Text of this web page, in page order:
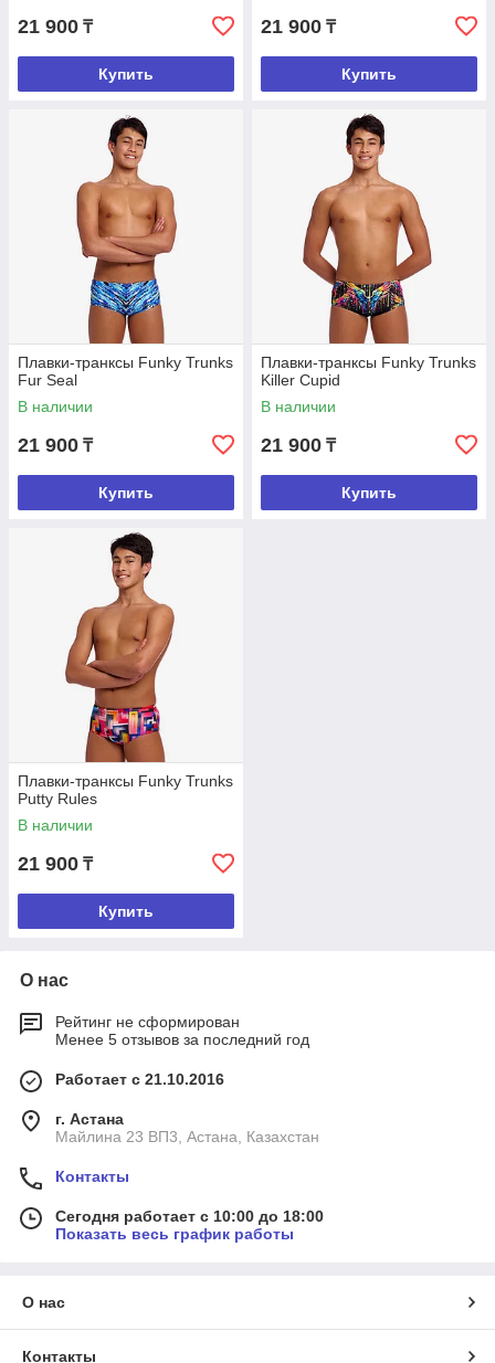
21 900 ₸
Купить
21 900 ₸
Купить
Плавки-транксы Funky Trunks
Fur Seal
В наличии
21 900 ₸
Купить
Плавки-транксы Funky Trunks
Killer Cupid
В наличии
21 900 ₸
Купить
Плавки-транксы Funky Trunks
Putty Rules
В наличии
21 900 ₸
Купить
О нас
Рейтинг не сформирован
Менее 5 отзывов за последний год
Работает с 21.10.2016
г. Астана
Майлина 23 ВП3, Астана, Казахстан
Контакты
Сегодня работает с 10:00 до 18:00
Показать весь график работы
О нас
Контакты